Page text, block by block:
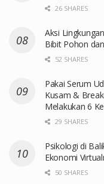
26 SHARES
Aksi
Bibit Pohon
52 SHARES
Pakai Serum
Kusam &
Melakukan 6
29 SHARES
Psikologi di
Ekonomi
50 SHARES